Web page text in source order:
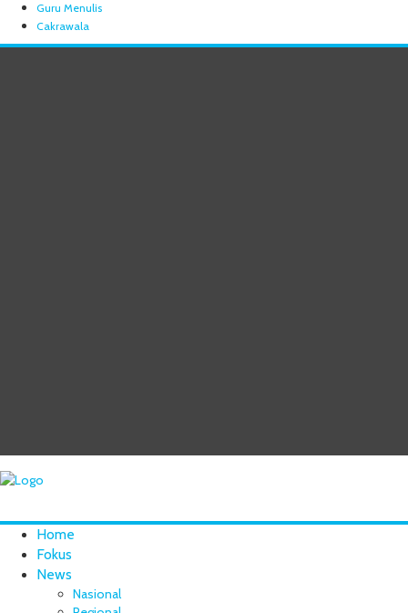
Guru Menulis
Cakrawala
Home
Fokus
News
Nasional